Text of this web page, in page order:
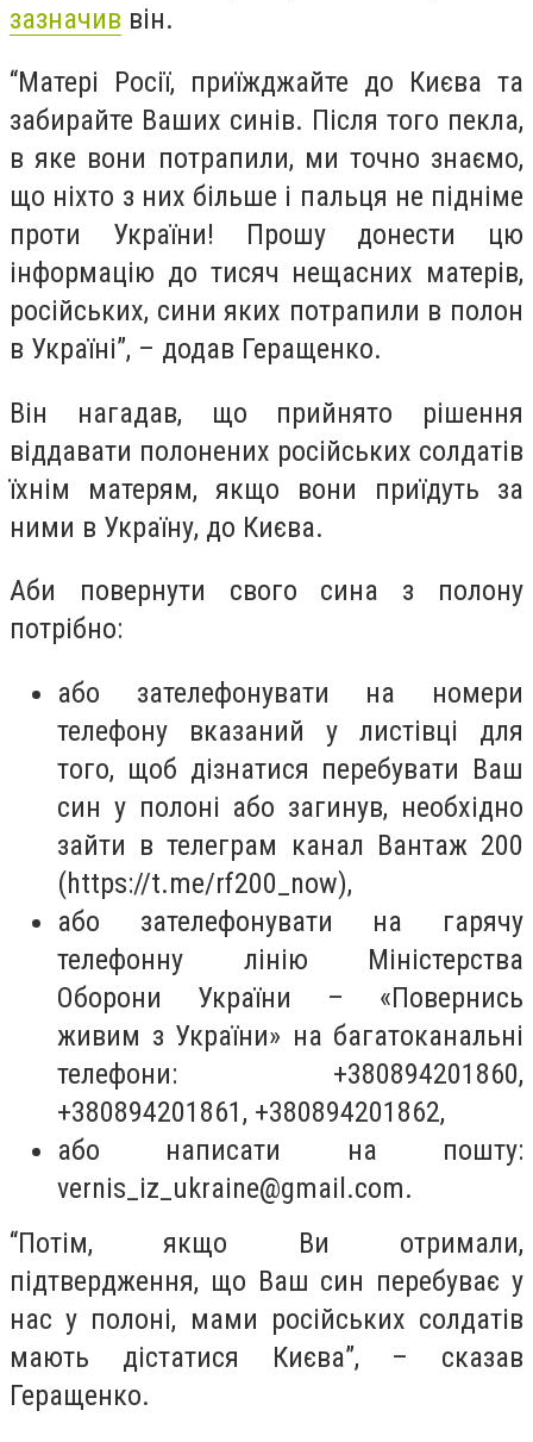
зазначив він.
“Матері Росії, приїжджайте до Києва та
забирайте Ваших синів. Після того пекла,
в яке вони потрапили, ми точно знаємо,
що ніхто з них більше і пальця не підніме
проти України! Прошу донести цю
інформацію до тисяч нещасних матерів,
російських, сини яких потрапили в полон
в Україні”, – додав Геращенко.
Він нагадав, що прийнято рішення
віддавати полонених російських солдатів
їхнім матерям, якщо вони приїдуть за
ними в Україну, до Києва.
Аби повернути свого сина з полону
потрібно:
або зателефонувати на номери
телефону вказаний у листівці для
того, щоб дізнатися перебувати Ваш
син у полоні або загинув, необхідно
зайти в телеграм канал Вантаж 200
(https://t.me/rf200_now),
або зателефонувати на гарячу
телефонну лінію Міністерства
Оборони України – «Повернись
живим з України» на багатоканальні
телефони: +380894201860,
+380894201861, +380894201862,
або написати на пошту:
vernis_iz_ukraine@gmail.com.
“Потім, якщо Ви отримали,
підтвердження, що Ваш син перебуває у
нас у полоні, мами російських солдатів
мають дістатися Києва”, – сказав
Геращенко.